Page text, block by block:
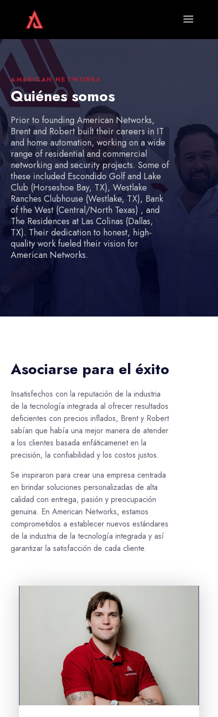
AMERICAN NETWORKS
Quiénes somos
Prior to founding American Networks,
Brent and Robert built their careers in IT
and home automation, working on a wide
range of residential and commercial
networking and security projects. Some of
these included Escondido Golf and Lake
Club (Horseshoe Bay, TX), Westlake
Ranches Clubhouse (Westlake, TX), Bank
of the West (Central/North Texas) , and
The Residences at Las Colinas (Dallas,
TX). Their dedication to honest, high-
quality work fueled their vision for
American Networks.
Asociarse para el éxito
Insatisfechos con la reputación de la industria
de la tecnología integrada al ofrecer resultados
deficientes con precios inflados, Brent y Robert
sabían que había una mejor manera de atender
a los clientes basada enfáticamenet en la
precisión, la confiabilidad y los costos justos.
Se inspiraron para crear una empresa centrada
en brindar soluciones personalizadas de alta
calidad con entrega, pasión y preocupación
genuina. En American Networks, estamos
comprometidos a establecer nuevos estándares
de la industria de la tecnología integrada y así
garantizar la satisfacción de cada cliente.